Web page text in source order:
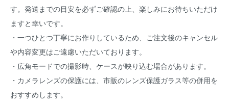
す。発送までの目安を必ずご確認の上、楽しみにお待ちいただけ
ますと幸いです。
・一つひとつ丁寧にお作りしているため、ご注文後のキャンセル
や内容変更はご遠慮いただいております。
・広角モードでの撮影時、ケースが映り込む場合があります。
・カメラレンズの保護には、市販のレンズ保護ガラス等の併用を
おすすめします。